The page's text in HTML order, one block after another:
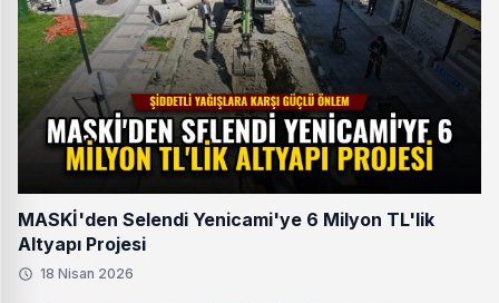
MASKİ'den Selendi Yenicami'ye 6 Milyon TL'lik
Altyapı Projesi
18 Nisan 2026